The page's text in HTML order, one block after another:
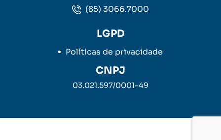
(85) 3066.7000
LGPD
Políticas de privacidade
CNPJ
03.021.597/0001-49